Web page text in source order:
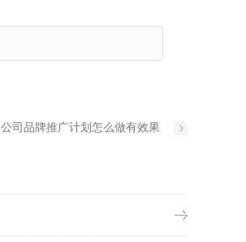
公司品牌推广计划怎么做有效果